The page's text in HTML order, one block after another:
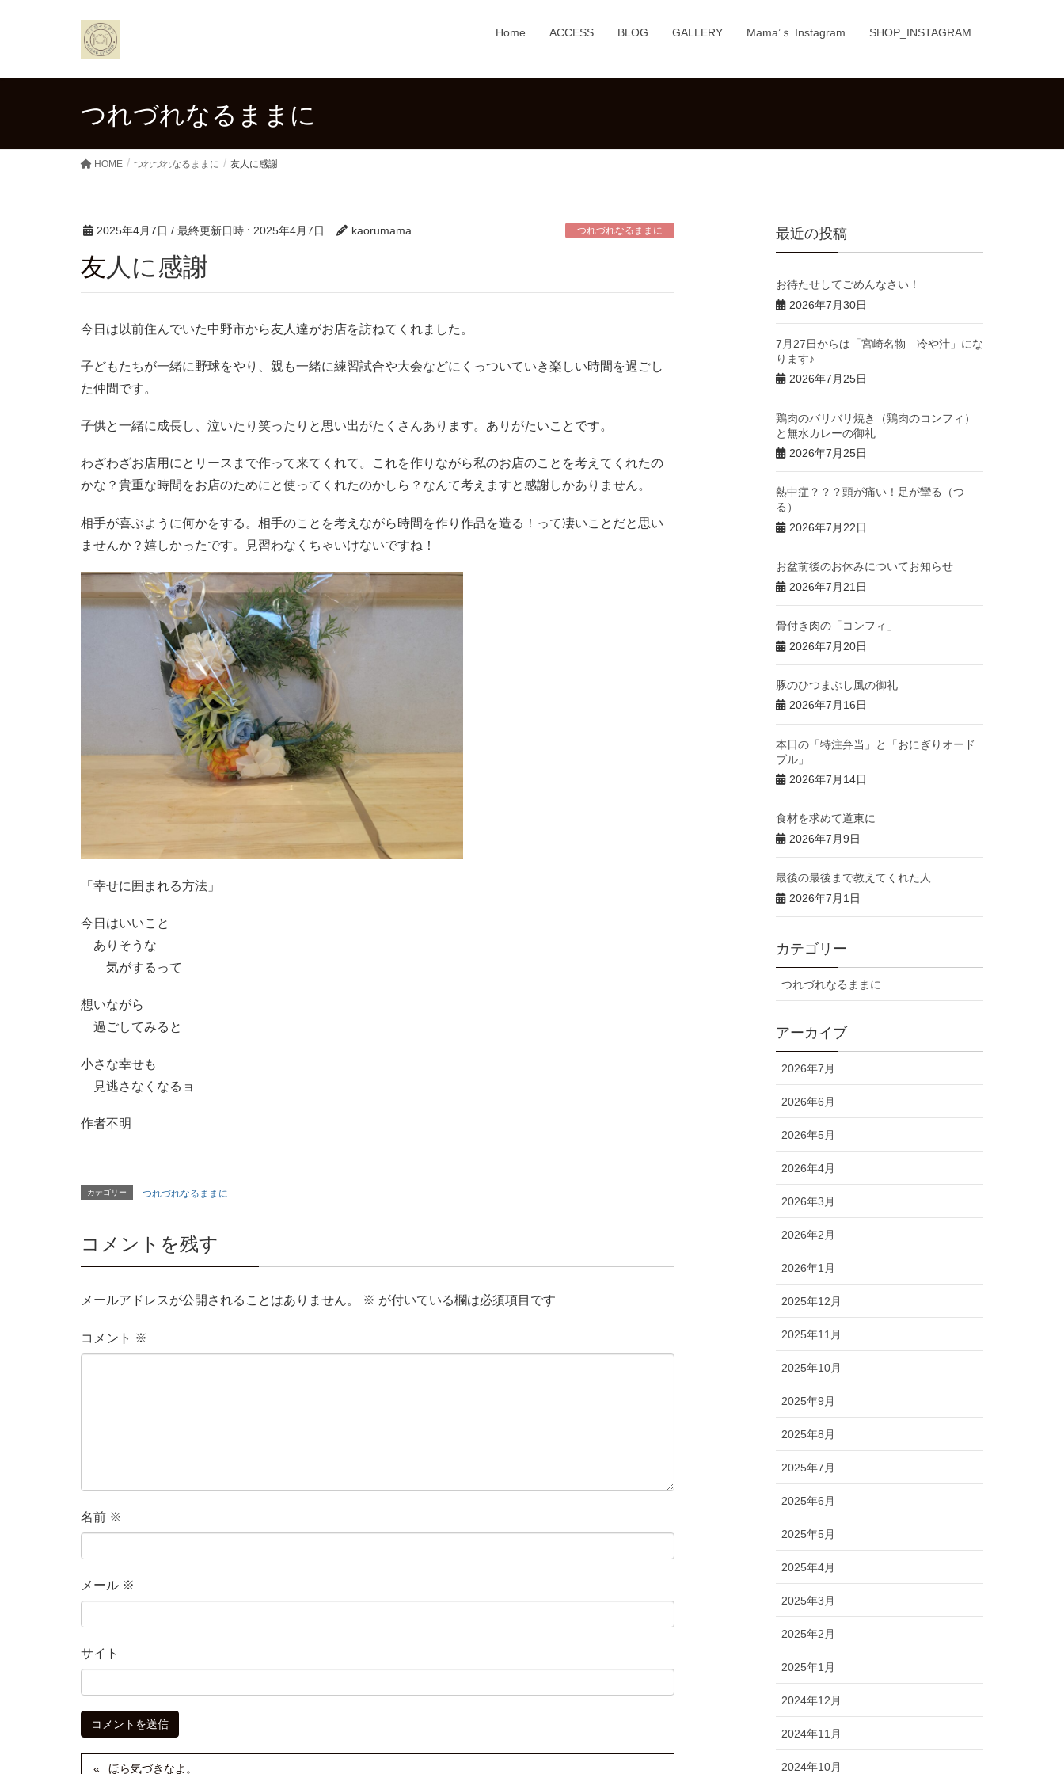
Home ACCESS BLOG GALLERY Mama’ｓ Instagram SHOP_INSTAGRAM
つれづれなるままに
HOME つれづれなるままに 友人に感謝
2025年4月7日 / 最終更新日時 : 2025年4月7日 kaorumama つれづれなるままに
友人に感謝
今日は以前住んでいた中野市から友人達がお店を訪ねてくれました。
子どもたちが一緒に野球をやり、親も一緒に練習試合や大会などにくっついていき楽しい時間を過ごし
た仲間です。
子供と一緒に成長し、泣いたり笑ったりと思い出がたくさんあります。ありがたいことです。
わざわざお店用にとリースまで作って来てくれて。これを作りながら私のお店のことを考えてくれたの
かな？貴重な時間をお店のためにと使ってくれたのかしら？なんて考えますと感謝しかありません。
相手が喜ぶように何かをする。相手のことを考えながら時間を作り作品を造る！って凄いことだと思い
ませんか？嬉しかったです。見習わなくちゃいけないですね！
「幸せに囲まれる方法」
今日はいいこと
ありそうな
気がするって
想いながら
過ごしてみると
小さな幸せも
見逃さなくなるョ
作者不明
カテゴリー つれづれなるままに
コメントを残す
メールアドレスが公開されることはありません。 ※ が付いている欄は必須項目です
コメント ※
名前 ※
メール ※
サイト
ほら気づきなよ。
最近の投稿
お待たせしてごめんなさい！
2026年7月30日
7月27日からは「宮崎名物 冷や汁」にな
ります♪
2026年7月25日
鶏肉のバリバリ焼き（鶏肉のコンフィ）
と無水カレーの御礼
2026年7月25日
熱中症？？？頭が痛い！足が攣る（つ
る）
2026年7月22日
お盆前後のお休みについてお知らせ
2026年7月21日
骨付き肉の「コンフィ」
2026年7月20日
豚のひつまぶし風の御礼
2026年7月16日
本日の「特注弁当」と「おにぎりオード
ブル」
2026年7月14日
食材を求めて道東に
2026年7月9日
最後の最後まで教えてくれた人
2026年7月1日
カテゴリー
つれづれなるままに
アーカイブ
2026年7月
2026年6月
2026年5月
2026年4月
2026年3月
2026年2月
2026年1月
2025年12月
2025年11月
2025年10月
2025年9月
2025年8月
2025年7月
2025年6月
2025年5月
2025年4月
2025年3月
2025年2月
2025年1月
2024年12月
2024年11月
2024年10月